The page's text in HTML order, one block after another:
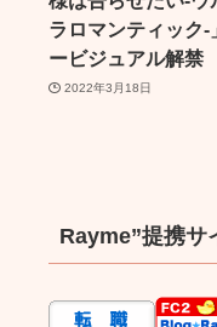
ラロマンティック-
ービジュアル解禁
2022年3月18日
Rayme”提携サ